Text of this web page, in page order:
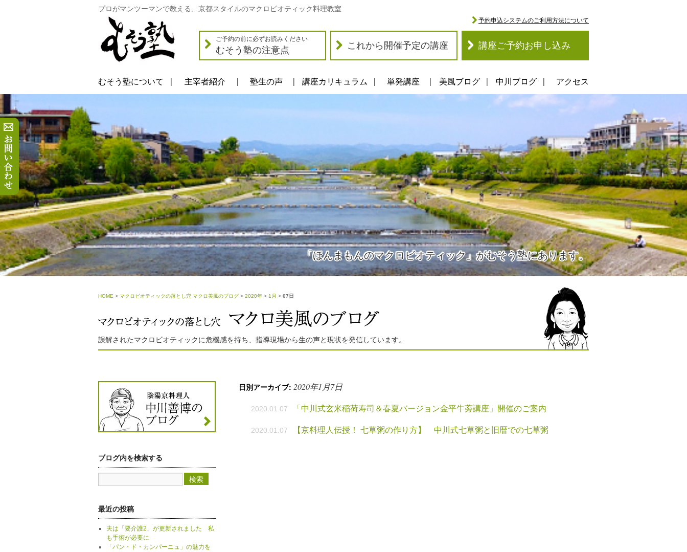
プロがマンツーマンで教える、京都スタイルのマクロビオティック料理教室
ご予約の前に必ずお読みください
むそう塾の注意点 これから開催予定の講座 講座ご予約お申し込み
予約申込システムのご利用方法について
むそう塾について 主宰者紹介 塾生の声 講座カリキュラム 単発講座 美風ブログ 中川ブログ アクセス
「ほんまもんのマクロビオティック」がむそう塾にあります。
HOME > マクロビオティックの落とし穴 マクロ美風のブログ > 2020年 > 1月 > 07日
誤解されたマクロビオティックに危機感を持ち、指導現場から生の声と現状を発信しています。
日別アーカイブ: 2020年1月7日
2020.01.07 「中川式玄米稲荷寿司＆春夏バージョン金平牛蒡講座」開催のご案内
2020.01.07 【京料理人伝授！ 七草粥の作り方】 中川式七草粥と旧暦での七草粥
ブログ内を検索する
最近の投稿
夫は「要介護2」が更新されました 私
も手術が必要に
「パン・ド・カンパーニュ」の魅力を